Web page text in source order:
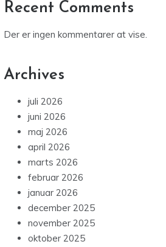
Recent Comments
Der er ingen kommentarer at vise.
Archives
juli 2026
juni 2026
maj 2026
april 2026
marts 2026
februar 2026
januar 2026
december 2025
november 2025
oktober 2025